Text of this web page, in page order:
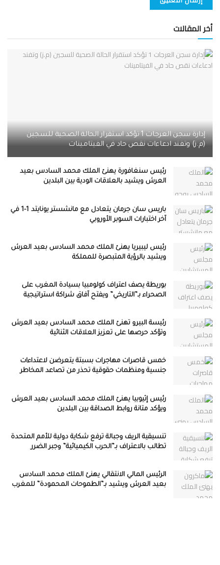
أخر المقالات
إدارة سجن العرجات 1 تؤكد استقرار الحالة الصحية للسجين
(م.ز) وتفند ادعاءات نقص حاد في الفيتامينات
رئيس سنغافورة يهنئ الملك محمد السادس بعيد
العرش ويشيد بالعلاقات الودية بين البلدين
باريس سان جرمان يتعادل مع مانشستر يونايتد 1-1 في
آخر اختبارات السوبر الأوروبي
رئيس ليبيريا يهنئ الملك محمد السادس بعيد العرش
ويشيد بالرؤية المتبصرة للمملكة
بوريطة يصف اعتراف كولومبيا بسيادة المغرب على
الصحراء بـ”التاريخي” ويفتح آفاق شراكة استراتيجية
رئيسة البيرو تهنئ الملك محمد السادس بعيد العرش
وتؤكد حرصها على تعزيز العلاقات الثنائية
خمس قاصرات مهاجرات بسبتة يتعرضن لاعتداءات
جنسية ومنظمات حقوقية تحذر من تصاعد المخاطر
رئيس إثيوبيا يهنئ الملك محمد السادس بعيد العرش
ويؤكد متانة روابط الصداقة بين البلدين
تنسيقية الريف وجبالة ترفع شكاية دولية للأمم المتحدة
تطالب بالاعتراف بـ”الحرب الكيميائية” وجبر الضرر
الرئيس المالي الانتقالي يهنئ الملك محمد السادس
بعيد العرش ويشيد بـ”الطموحات المحمودة” للمغرب